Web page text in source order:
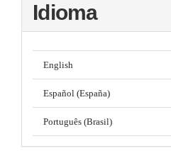
Idioma
English
Español (España)
Português (Brasil)